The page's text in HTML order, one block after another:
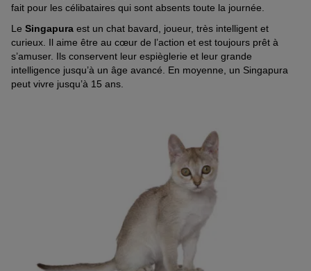
fait pour les célibataires qui sont absents toute la journée.
Le Singapura est un chat bavard, joueur, très intelligent et
curieux. Il aime être au cœur de l’action et est toujours prêt à
s’amuser. Ils conservent leur espièglerie et leur grande
intelligence jusqu’à un âge avancé. En moyenne, un Singapura
peut vivre jusqu’à 15 ans.